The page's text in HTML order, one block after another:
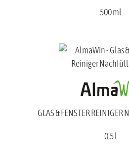
500 ml
GLAS & FENSTER REINIGER
0,5 l